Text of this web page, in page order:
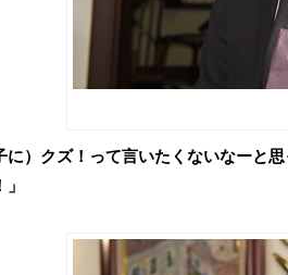
に）クズ！って言いたくないなーと